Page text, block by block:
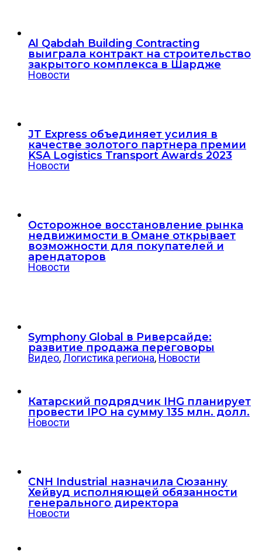
Al Qabdah Building Contracting
выиграла контракт на строительство
закрытого комплекса в Шардже
Новости
JT Express объединяет усилия в
качестве золотого партнера премии
KSA Logistics Transport Awards 2023
Новости
Осторожное восстановление рынка
недвижимости в Омане открывает
возможности для покупателей и
арендаторов
Новости
Symphony Global в Риверсайде:
развитие продажа переговоры
Видео,Логистика региона, Новости
Катарский подрядчик IHG планирует
провести IPO на сумму 135 млн. долл.
Новости
CNH Industrial назначила Сюзанну
Хейвуд исполняющей обязанности
генерального директора
Новости